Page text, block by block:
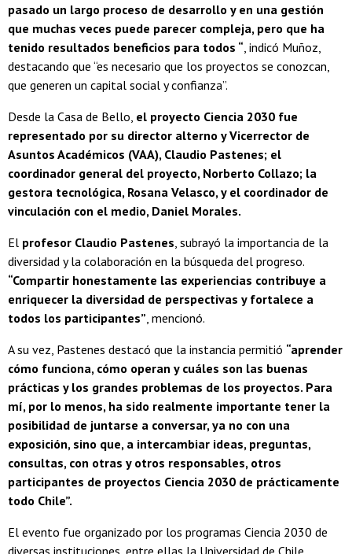
pasado un largo proceso de desarrollo y en una gestión
que muchas veces puede parecer compleja, pero que ha
tenido resultados beneficios para todos “ , indicó Muñoz,
destacando que “es necesario que los proyectos se conozcan,
que generen un capital social y confianza”.
Desde la Casa de Bello, el proyecto Ciencia 2030 fue
representado por su director alterno y Vicerrector de
Asuntos Académicos (VAA), Claudio Pastenes; el
coordinador general del proyecto, Norberto Collazo; la
gestora tecnológica, Rosana Velasco, y el coordinador de
vinculación con el medio, Daniel Morales.
El profesor Claudio Pastenes , subrayó la importancia de la
diversidad y la colaboración en la búsqueda del progreso.
“Compartir honestamente las experiencias contribuye a
enriquecer la diversidad de perspectivas y fortalece a
todos los participantes” , mencionó.
A su vez, Pastenes destacó que la instancia permitió “aprender
cómo funciona, cómo operan y cuáles son las buenas
prácticas y los grandes problemas de los proyectos. Para
mí, por lo menos, ha sido realmente importante tener la
posibilidad de juntarse a conversar, ya no con una
exposición, sino que, a intercambiar ideas, preguntas,
consultas, con otras y otros responsables, otros
participantes de proyectos Ciencia 2030 de prácticamente
todo Chile”.
El evento fue organizado por los programas Ciencia 2030 de
diversas instituciones, entre ellas la Universidad de Chile,